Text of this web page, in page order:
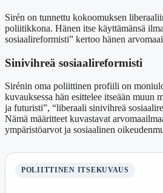
Sirén on tunnettu kokoomuksen
poliitikkona. Hänen itse käyttämänsä
sosiaalireformisti” kertoo hänen
Sinivihreä sosiaalireformisti
Sirénin oma poliittinen profiili on
kuvauksessa hän esittelee itseään muun
ja futuristi”, “liberaali sinivihreä
Nämä määritteet kuvastavat
ympäristöarvot ja sosiaalinen
POLIITTINEN ITSEKUVAUS